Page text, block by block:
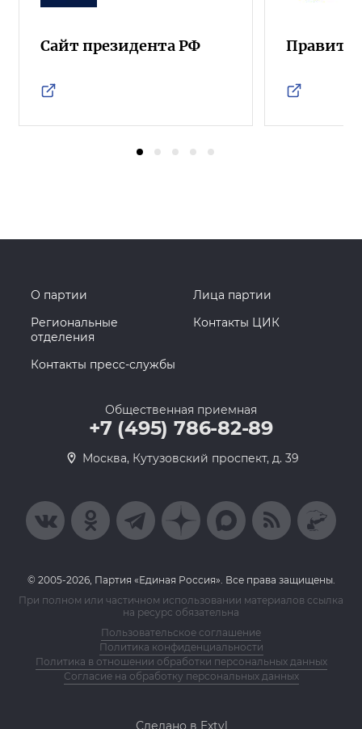
Сайт президента РФ
О партии
Лица партии
Региональные
отделения
Контакты ЦИК
Контакты пресс-службы
Общественная приемная
+7 (495) 786-82-89
Москва, Кутузовский проспект, д. 39
© 2005-2026, Партия «Единая Россия». Все права защищены.
При полном или частичном использовании материалов ссылка
на ресурс обязательна
Пользовательское соглашение
Политика конфиденциальности
Политика в отношении обработки персональных данных
Согласие на обработку персональных данных
Сделано в Extyl